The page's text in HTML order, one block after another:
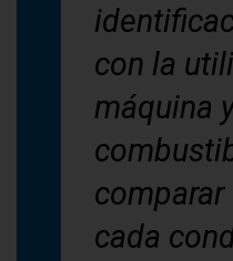
con la
máquina
cada